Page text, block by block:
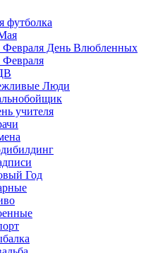
футболка
Февраля День Влюбленных
Февраля
Люди
учителя
Год